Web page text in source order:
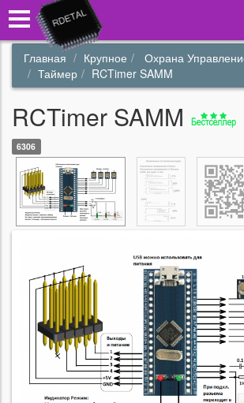
Главная Крупное
Охрана
Таймер
RCTimer SAMM
RCTimer SAMM
6306